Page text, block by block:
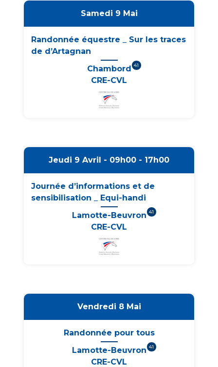
Samedi 9 Mai
Randonnée équestre _ Sur les traces
de d’Artagnan
Chambord 41
CRE-CVL
Jeudi 9 Avril - 09h00 - 17h00
Journée d’informations et de
sensibilisation _ Equi-handi
Lamotte-Beuvron 41
CRE-CVL
Vendredi 8 Mai
Randonnée pour tous
Lamotte-Beuvron 41
CRE-CVL